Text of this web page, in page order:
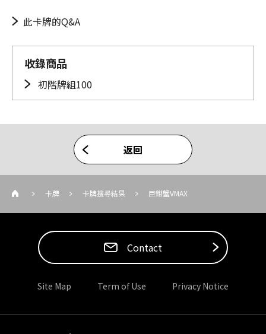
此卡牌的Q&A
收錄商品
初階牌組100
返回
卡牌 卡牌搜尋結果 巨鉗蟹VMAX
Contact
Site Map Term of Use Privacy Notice